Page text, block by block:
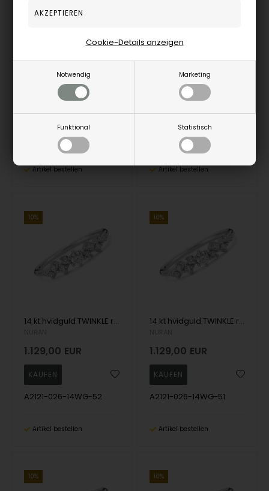
Notwendig Marketing
Funktional Statistisch
Cookie-Details anzeigen
14 kt hvidguld TWINKLE ring med brillianter Wesselton SI
1.129,00 EUR
A2121-026-14WG-54
Artikel bestellen
14 kt hvidguld TWINKLE ring med brillianter Wesselton SI
1.129,00 EUR
A2121-026-14WG-53
Artikel bestellen
10%
14 kt hvidguld TWINKLE ring med brillianter Wesselton SI
1.129,00 EUR
A2121-026-14WG-52
Artikel bestellen
10%
14 kt hvidguld TWINKLE ring med brillianter Wesselton SI
1.129,00 EUR
A2121-026-14WG-51
Artikel bestellen
10% 10%